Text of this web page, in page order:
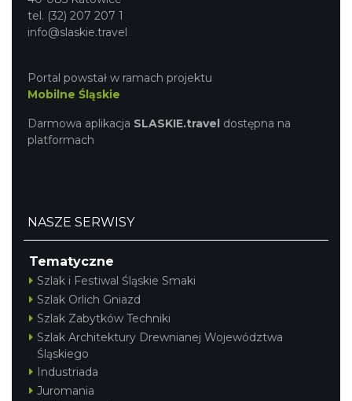
tel. (32) 207 207 1
info@slaskie.travel
Portal powstał w ramach projektu
Mobilne Śląskie
Darmowa aplikacja SLASKIE.travel dostępna na
platformach
NASZE SERWISY
Tematyczne
Szlak i Festiwal Śląskie Smaki
Szlak Orlich Gniazd
Szlak Zabytków Techniki
Szlak Architektury Drewnianej Województwa
Śląskiego
Industriada
Juromania